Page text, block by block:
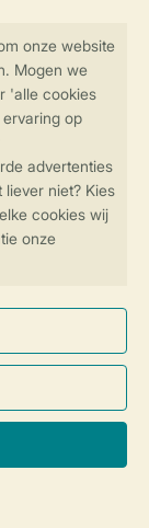
&
en banners
Landal